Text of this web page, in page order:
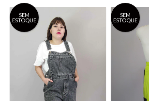
SEM
ESTOQUE
SEM
ESTOQUE